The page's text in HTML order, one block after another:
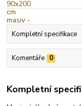
Kompletní specifikace
Komentáře 0
Kompletní